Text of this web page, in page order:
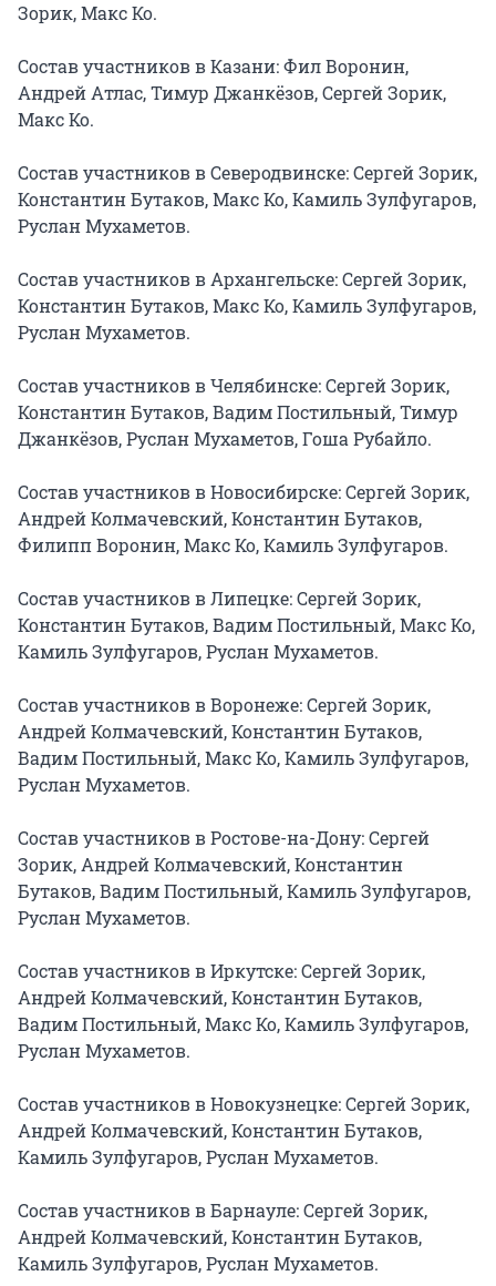
Зорик, Макс Ко.
Состав участников в Казани: Фил Воронин,
Андрей Атлас, Тимур Джанкёзов, Сергей Зорик,
Макс Ко.
Состав участников в Северодвинске: Сергей Зорик,
Константин Бутаков, Макс Ко, Камиль Зулфугаров,
Руслан Мухаметов.
Состав участников в Архангельске: Сергей Зорик,
Константин Бутаков, Макс Ко, Камиль Зулфугаров,
Руслан Мухаметов.
Состав участников в Челябинске: Сергей Зорик,
Константин Бутаков, Вадим Постильный, Тимур
Джанкёзов, Руслан Мухаметов, Гоша Рубайло.
Состав участников в Новосибирске: Сергей Зорик,
Андрей Колмачевский, Константин Бутаков,
Филипп Воронин, Макс Ко, Камиль Зулфугаров.
Состав участников в Липецке: Сергей Зорик,
Константин Бутаков, Вадим Постильный, Макс Ко,
Камиль Зулфугаров, Руслан Мухаметов.
Состав участников в Воронеже: Сергей Зорик,
Андрей Колмачевский, Константин Бутаков,
Вадим Постильный, Макс Ко, Камиль Зулфугаров,
Руслан Мухаметов.
Состав участников в Ростове-на-Дону: Сергей
Зорик, Андрей Колмачевский, Константин
Бутаков, Вадим Постильный, Камиль Зулфугаров,
Руслан Мухаметов.
Состав участников в Иркутске: Сергей Зорик,
Андрей Колмачевский, Константин Бутаков,
Вадим Постильный, Макс Ко, Камиль Зулфугаров,
Руслан Мухаметов.
Состав участников в Новокузнецке: Сергей Зорик,
Андрей Колмачевский, Константин Бутаков,
Камиль Зулфугаров, Руслан Мухаметов.
Состав участников в Барнауле: Сергей Зорик,
Андрей Колмачевский, Константин Бутаков,
Камиль Зулфугаров, Руслан Мухаметов.